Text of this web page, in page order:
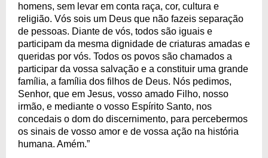
homens, sem levar em conta raça, cor, cultura e
religião. Vós sois um Deus que não fazeis separação
de pessoas. Diante de vós, todos são iguais e
participam da mesma dignidade de criaturas amadas e
queridas por vós. Todos os povos são chamados a
participar da vossa salvação e a constituir uma grande
família, a família dos filhos de Deus. Nós pedimos,
Senhor, que em Jesus, vosso amado Filho, nosso
irmão, e mediante o vosso Espírito Santo, nos
concedais o dom do discernimento, para percebermos
os sinais de vosso amor e de vossa ação na história
humana. Amém.”